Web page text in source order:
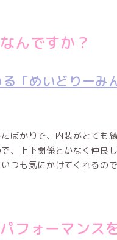
んですか？
「めいどりーみ
ばかりで、内装がとても綺
、上下関係とかなく仲良
つも気にかけてくれるの
フォーマンス